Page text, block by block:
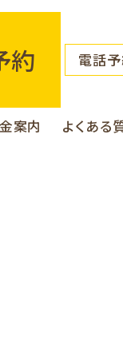
約 電話
案内 よくある